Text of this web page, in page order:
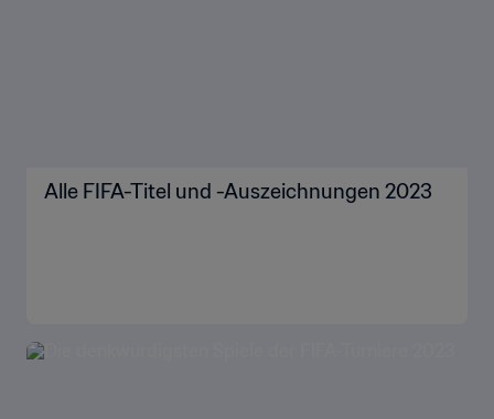
Alle FIFA-Titel und -Auszeichnungen 2023